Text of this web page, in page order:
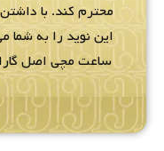
محترم کند. با داشتن بیش از
این نوید را به شما
ساعت مچی اصل